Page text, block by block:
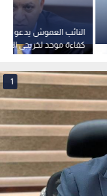
النائب العموش يدعو
كفاءة موحد لخريجي
1